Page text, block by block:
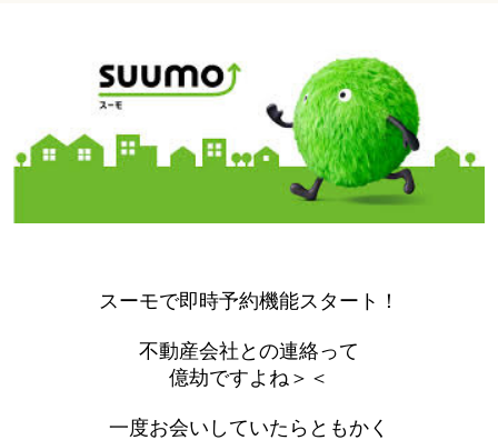
スーモで即時予約機能スタート！
不動産会社との連絡って
億劫ですよね＞＜
一度お会いしていたらともかく